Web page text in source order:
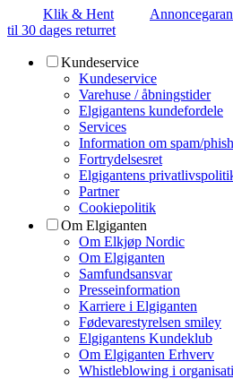
Klik & Hent
til 30 dages returret
Kundeservice
Kundeservice
Varehuse / åbningstider
Elgigantens kundefordele
Services
Information om spam/
Fortrydelsesret
Elgigantens
Partner
Cookiepolitik
Om Elgiganten
Om Elkjøp Nordic
Om Elgiganten
Samfundsansvar
Presseinformation
Karriere i Elgiganten
Fødevarestyrelsen smiley
Elgigantens Kundeklub
Om Elgiganten Erhverv
Whistleblowing i